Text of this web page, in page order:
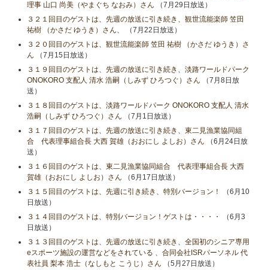
理事 山口 尚美（やまぐち なおみ）さん （7月29日放送）
３２１回目のゲストは、先週の放送に引き続き、観世流能楽師 笠田
祐樹 （かさだ ゆうき）さん、
（7月22日放送）
３２０回目のゲストは、観世流能楽師 笠田 祐樹 （かさだ ゆうき）さ
ん （7月15日放送）
３１９回目のゲストは、先週の放送に引き続き、淡路ワールドパーク
ONOKORO 支配人 清水 浩嗣（しみず ひろつぐ）さん （7月8日放
送）
３１８回目のゲストは、淡路ワールドパーク ONOKORO 支配人 清水
浩嗣（しみず ひろつぐ）さん （7月1日放送）
３１７回目のゲストは、先週の放送に引き続き、東二見漁業協同組
合 代表理事組合長 大西 賀雄（おおにし よしお）さん （6月24日放
送）
３１６回目のゲストは、東二見漁業協同組合 代表理事組合長 大西
賀雄（おおにし よしお）さん （6月17日放送）
３１５回目のゲストは、先週に引き続き、特別バージョン！
（6月10
日放送）
３１４回目のゲストは、特別バージョン！ゲストは・・・・
（6月3
日放送）
３１３回目のゲストは、先週の放送に引き続き、全国初のシニア専用
eスポーツ施設の運営などをされている 、合同会社ISRパーソネル 代
表社員 梨本 浩士（なしもと こうじ）さん （5月27日放送）